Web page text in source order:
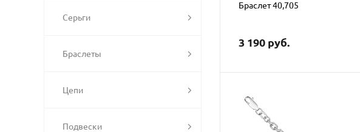
Серьги
Браслеты
Цепи
Подвески
Браслет 40,705
3 190 руб.